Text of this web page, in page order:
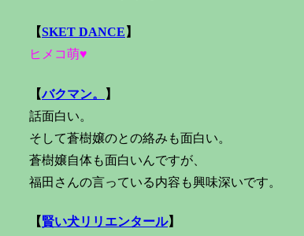
【SKET DANCE 】
ヒメコ萌♥
【バクマン。
】
話面白い。
そして蒼樹嬢のとの絡みも面白い。
蒼樹嬢自体も面白いんですが、
福田さんの言っている内容も興味深いです。
【賢い犬リリエンタール】